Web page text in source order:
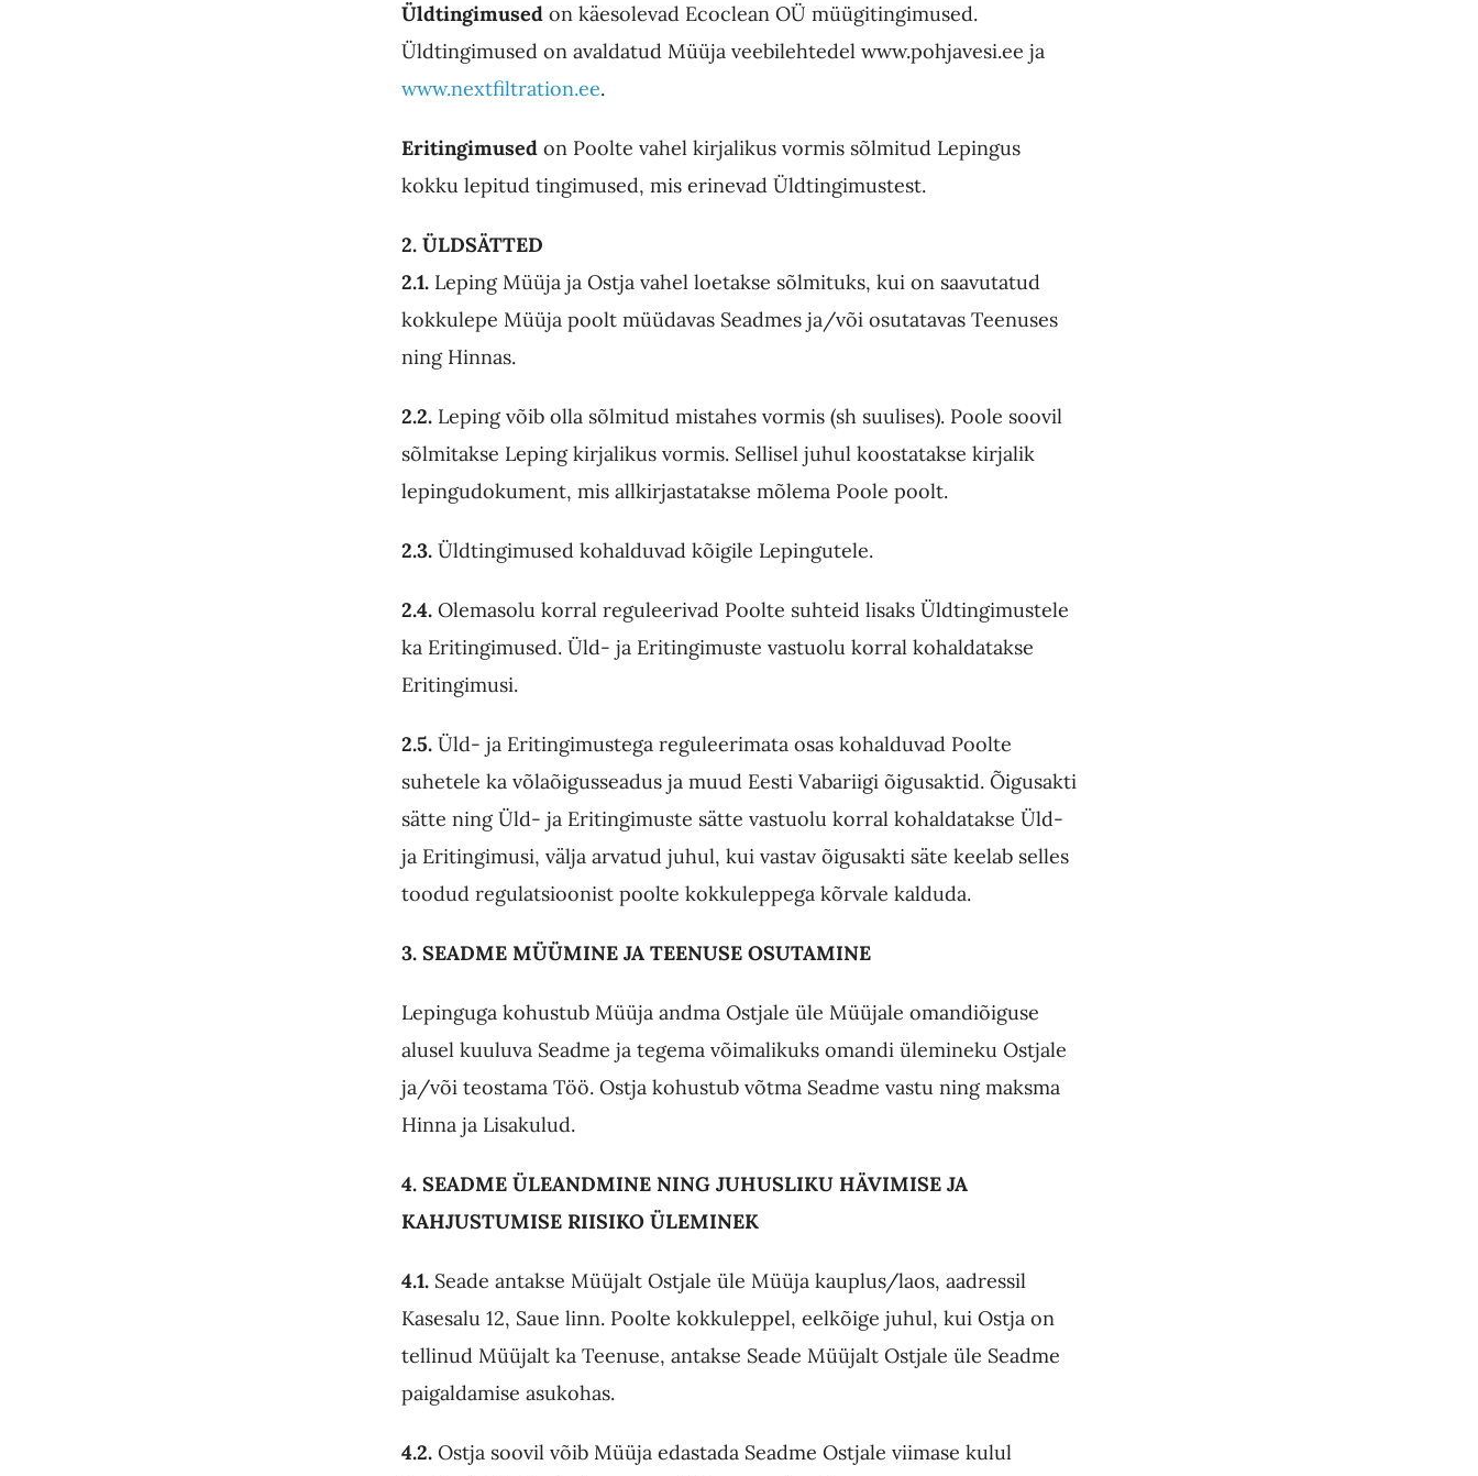
Üldtingimused on käesolevad Ecoclean OÜ müügitingimused.
Üldtingimused on avaldatud Müüja veebilehtedel www.pohjavesi.ee ja
www.nextfiltration.ee.
Eritingimusedon Poolte vahel kirjalikus vormis sõlmitud Lepingus
kokku lepitud tingimused, mis erinevad Üldtingimustest.
2. ÜLDSÄTTED
2.1.Leping Müüja ja Ostja vahel loetakse sõlmituks, kui on saavutatud
kokkulepe Müüja poolt müüdavas Seadmes ja/või osutatavas Teenuses
ning Hinnas.
2.2.Leping võib olla sõlmitud mistahes vormis (sh suulises). Poole soovil
sõlmitakse Leping kirjalikus vormis. Sellisel juhul koostatakse kirjalik
lepingudokument, mis allkirjastatakse mõlema Poole poolt.
2.3. Üldtingimused kohalduvad kõigile Lepingutele.
2.4.Olemasolu korral reguleerivad Poolte suhteid lisaks Üldtingimustele
ka Eritingimused. Üld- ja Eritingimuste vastuolu korral kohaldatakse
Eritingimusi.
2.5. Üld- ja Eritingimustega reguleerimata osas kohalduvad Poolte
suhetele ka võlaõigusseadus ja muud Eesti Vabariigi õigusaktid. Õigusakti
sätte ning Üld- ja Eritingimuste sätte vastuolu korral kohaldatakse Üld-
ja Eritingimusi, välja arvatud juhul, kui vastav õigusakti säte keelab selles
toodud regulatsioonist poolte kokkuleppega kõrvale kalduda.
3. SEADME MÜÜMINE JA TEENUSE OSUTAMINE
Lepinguga kohustub Müüja andma Ostjale üle Müüjale omandiõiguse
alusel kuuluva Seadme ja tegema võimalikuks omandi ülemineku Ostjale
ja/või teostama Töö. Ostja kohustub võtma Seadme vastu ning maksma
Hinna ja Lisakulud.
4. SEADME ÜLEANDMINE NING JUHUSLIKU HÄVIMISE JA
KAHJUSTUMISE RIISIKO ÜLEMINEK
4.1.Seade antakse Müüjalt Ostjale üle Müüja kauplus/laos, aadressil
Kasesalu 12, Saue linn. Poolte kokkuleppel, eelkõige juhul, kui Ostja on
tellinud Müüjalt ka Teenuse, antakse Seade Müüjalt Ostjale üle Seadme
paigaldamise asukohas.
4.2. Ostja soovil võib Müüja edastada Seadme Ostjale viimase kulul